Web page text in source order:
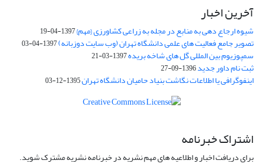
آخرین اخبار
شیوه ارجاع دهی به منابع در مجله به زراعی کشاورزی {مهم}1397-04-19
تصویر جامع فعالیت های علمی دانشگاه تهران (وب سایت دوزبانه)1397-04-03
سمپوزیوم بین المللی گل های شاخه بریده1397-03-21
ثبت نام داور جدید1396-09-27
اینفوگرافی یا اطلاعات نگاشت بنیاد حامیان دانشگاه تهران1395-12-03
اشتراک خبرنامه
برای دریافت اخبار و اطلاعیه های مهم نشریه در خبرنامه نشریه مشترک شوید.